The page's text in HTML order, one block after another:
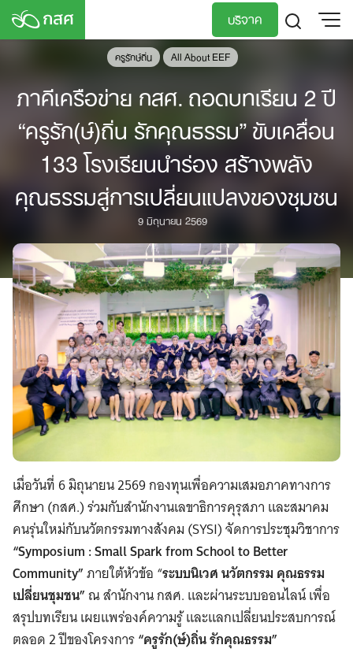
Skip
บริจาค
ครูรักษ์ถิ่น All About EEF
ภาคีเครือข่าย กสศ. ถอดบทเรียน 2 ปี
“ครูรัก(ษ์)ถิ่น รักคุณธรรม” ขับเคลื่อน
133 โรงเรียนนำร่อง สร้างพลัง
คุณธรรมสู่การเปลี่ยนแปลงของชุมชน
9 มิถุนายน 2569
เมื่อวันที่ 6 มิถุนายน 2569 กองทุนเพื่อความเสมอภาคทางการ
ศึกษา (กสศ.) ร่วมกับสำนักงานเลขาธิการคุรุสภา และสมาคม
คนรุ่นใหม่กับนวัตกรรมทางสังคม (SYSI) จัดการประชุมวิชาการ
“Symposium : Small Spark from School to Better
Community”ภายใต้หัวข้อ “ระบบนิเวศ นวัตกรรม คุณธรรม
เปลี่ยนชุมชน”ณ สำนักงาน กสศ. และผ่านระบบออนไลน์ เพื่อ
สรุปบทเรียน เผยแพร่องค์ความรู้ และแลกเปลี่ยนประสบการณ์
ตลอด 2 ปีของโครงการ“ครูรัก(ษ์)ถิ่น รักคุณธรรม”